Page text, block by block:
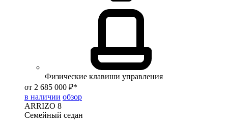
Физические клавиши управления
от 2 685 000 ₽*
в наличии обзор
ARRIZO 8
Семейный седан